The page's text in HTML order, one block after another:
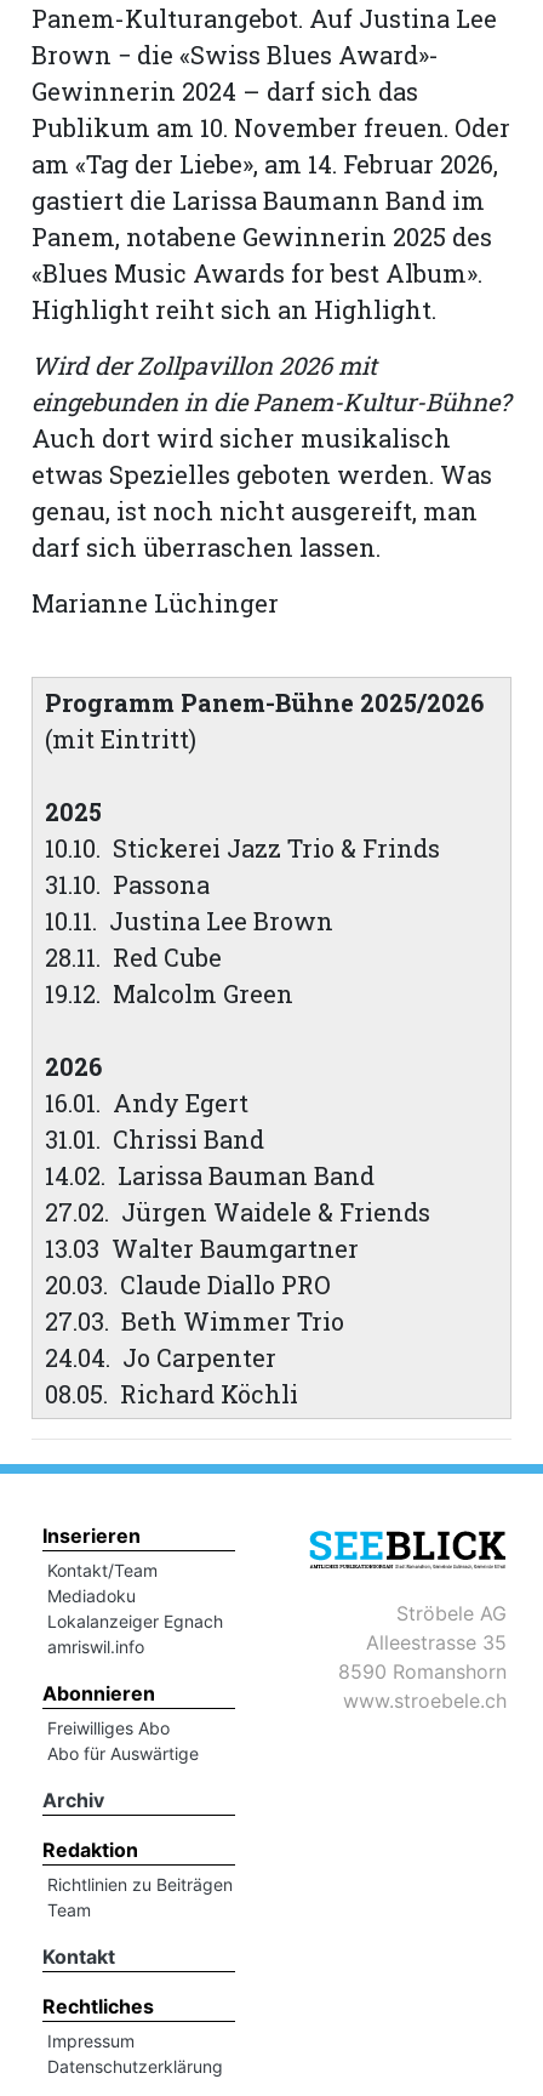
Panem-Kulturangebot. Auf Justina Lee
Brown − die «Swiss Blues Award»-
Gewinnerin 2024 – darf sich das
Publikum am 10. November freuen. Oder
am «Tag der Liebe», am 14. Februar 2026,
gastiert die Larissa Baumann Band im
Panem, notabene Gewinnerin 2025 des
«Blues Music Awards for best Album».
Highlight reiht sich an Highlight.
Wird der Zollpavillon 2026 mit
eingebunden in die Panem-Kultur-Bühne?
Auch dort wird sicher musikalisch
etwas Spezielles geboten werden. Was
genau, ist noch nicht ausgereift, man
darf sich überraschen lassen.
Marianne Lüchinger
Programm Panem-Bühne 2025/2026
(mit Eintritt)
2025
10.10. Stickerei Jazz Trio & Frinds
31.10. Passona
10.11. Justina Lee Brown
28.11. Red Cube
19.12. Malcolm Green
2026
16.01. Andy Egert
31.01. Chrissi Band
14.02. Larissa Bauman Band
27.02. Jürgen Waidele & Friends
13.03 Walter Baumgartner
20.03. Claude Diallo PRO
27.03. Beth Wimmer Trio
24.04. Jo Carpenter
08.05. Richard Köchli
Inserieren
Kontakt/Team
Mediadoku
Lokalanzeiger Egnach
amriswil.info
Abonnieren
Freiwilliges Abo
Abo für Auswärtige
Archiv
Redaktion
Richtlinien zu Beiträgen
Team
Kontakt
Rechtliches
Impressum
Datenschutzerklärung
Ströbele AG
Alleestrasse 35
8590 Romanshorn
www.stroebele.ch